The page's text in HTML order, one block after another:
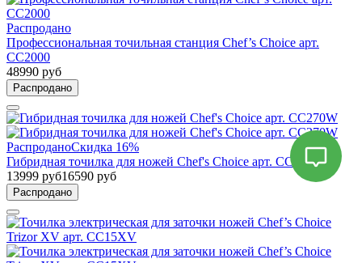
Распродано
Профессиональная точильная станция Chef’s Choice арт.
CC2000
48990 руб
Распродано
РаспроданоСкидка 16%
Гибридная точилка для ножей Chef's Choice арт. CC270W
13999 руб16590 руб
Распродано